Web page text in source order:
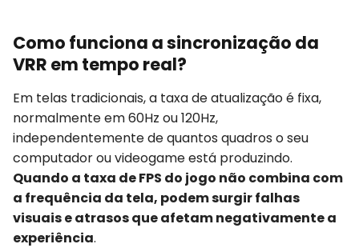
Como funciona a sincronização da
VRR em tempo real?
Em telas tradicionais, a taxa de atualização é fixa,
normalmente em 60Hz ou 120Hz,
independentemente de quantos quadros o seu
computador ou videogame está produzindo.
Quando a taxa de FPS do jogo não combina com
a frequência da tela, podem surgir falhas
visuais e atrasos que afetam negativamente a
experiência.